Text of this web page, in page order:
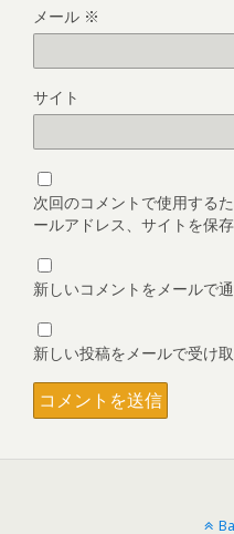
メール ※
サイト
次回のコメントで使用する
ールアドレス、サイトを保存
新しいコメントをメールで
新しい投稿をメールで受け